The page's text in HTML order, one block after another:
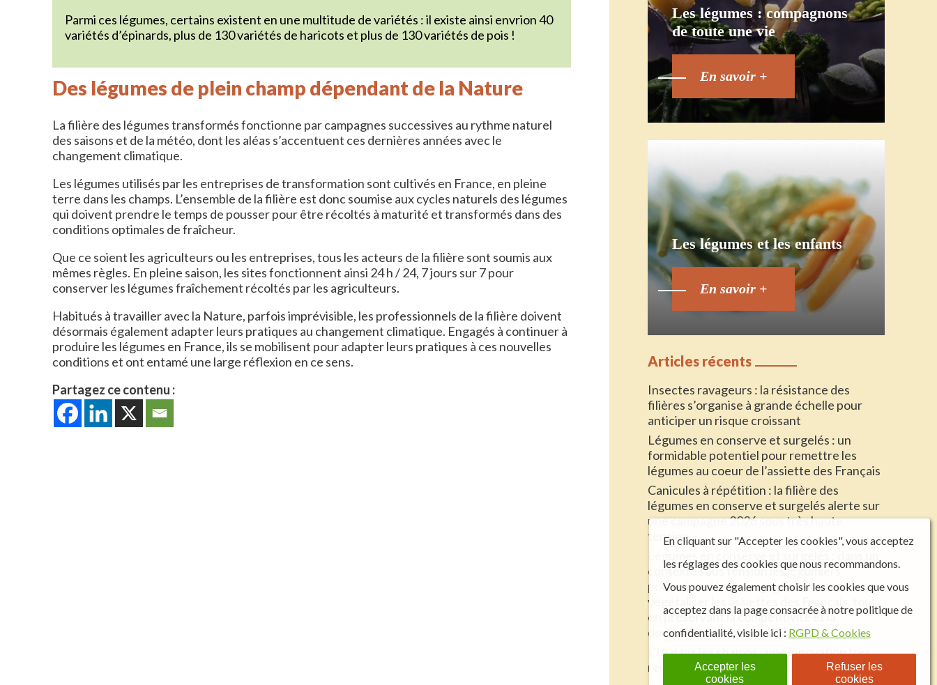
Parmi ces légumes, certains existent en une multitude de variétés : il existe ainsi envrion 40
variétés d’épinards, plus de 130 variétés de haricots et plus de 130 variétés de pois !
Des légumes de plein champ dépendant de la Nature
La filière des légumes transformés fonctionne par campagnes successives au rythme naturel
des saisons et de la météo, dont les aléas s’accentuent ces dernières années avec le
changement climatique.
Les légumes utilisés par les entreprises de transformation sont cultivés en France, en pleine
terre dans les champs. L’ensemble de la filière est donc soumise aux cycles naturels des légumes
qui doivent prendre le temps de pousser pour être récoltés à maturité et transformés dans des
conditions optimales de fraîcheur.
Que ce soient les agriculteurs ou les entreprises, tous les acteurs de la filière sont soumis aux
mêmes règles. En pleine saison, les sites fonctionnent ainsi 24 h / 24, 7 jours sur 7 pour
conserver les légumes fraîchement récoltés par les agriculteurs.
Habitués à travailler avec la Nature, parfois imprévisible, les professionnels de la filière doivent
désormais également adapter leurs pratiques au changement climatique. Engagés à continuer à
produire les légumes en France, ils se mobilisent pour adapter leurs pratiques à ces nouvelles
conditions et ont entamé une large réflexion en ce sens.
Partagez ce contenu :
Les légumes : compagnons
de toute une vie
En savoir +
Les légumes et les enfants
En savoir +
Articles récents
Insectes ravageurs : la résistance des
filières s’organise à grande échelle pour
anticiper un risque croissant
Légumes en conserve et surgelés : un
formidable potentiel pour remettre les
légumes au coeur de l’assiette des Français
Canicules à répétition : la filière des
légumes en conserve et surgelés alerte sur
une campagne 2026 sous très haute
tension
contexte sous tension les légumiers
poursuivent leurs engagements pour
végétaliser les assiettes des Français, tout
en préservant la compétitivité et la
durabilité des acteurs de la filière
L’IA dans les champs : une innovation très
remarquée aux méca-culturales
En cliquant sur "Accepter les cookies", vous acceptez
les réglages des cookies que nous recommandons.
Vous pouvez également choisir les cookies que vous
acceptez dans la page consacrée à notre politique de
confidentialité, visible ici : RGPD & Cookies
Accepter les
cookies
Refuser les
cookies